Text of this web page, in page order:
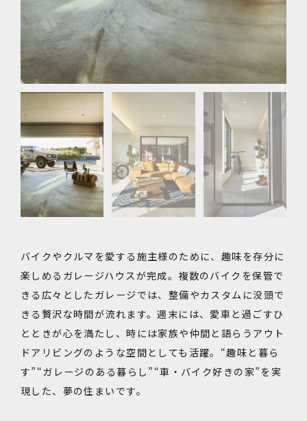
バイクやクルマを愛する施主様のために、趣味を存分に
楽しめるガレージハウスが完成。複数のバイクを保管で
きる広々としたガレージでは、整備やカスタムに没頭で
きる贅沢な時間が流れます。週末には、愛車と過ごすひ
とときが心を満たし、時には家族や仲間と語らうアウト
ドアリビングのような空間としても活躍。“趣味と暮ら
す”“ガレージのある暮らし”“車・バイク好きの家”を実
現した、夢の住まいです。